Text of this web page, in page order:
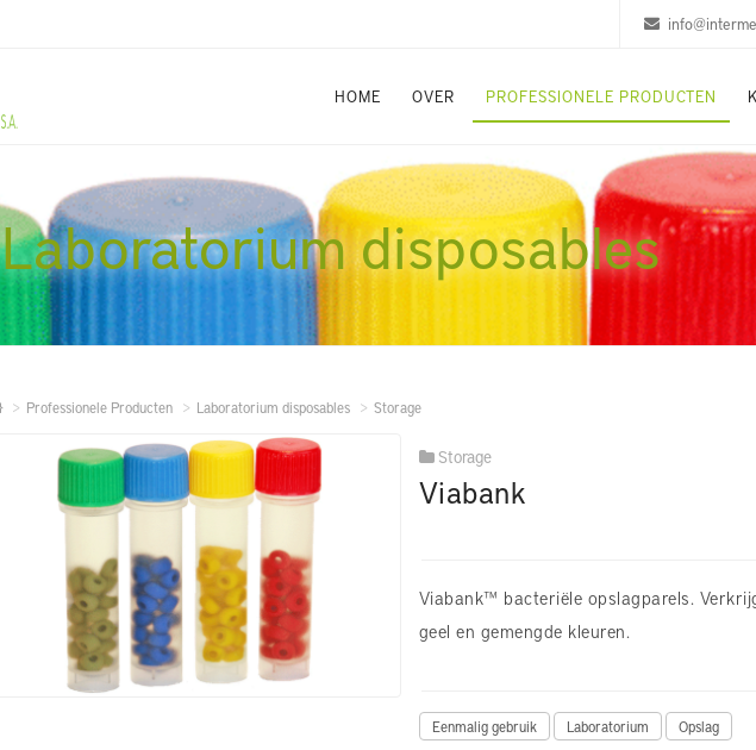
HOME OVER PROFESSIONELE PRODUCTEN
Laboratorium disposables
Professionele Producten Laboratorium disposables Storage
Storage
Viabank
Viabank™ bacteriële opslagparels.
geel en gemengde kleuren.
Eenmalig gebruik Laboratorium Opslag